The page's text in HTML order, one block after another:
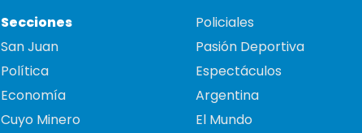
Secciones
San Juan
Política
Economía
Cuyo Minero
Policiales
Pasión Deportiva
Espectáculos
Argentina
El Mundo